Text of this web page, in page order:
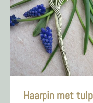
Haarpin met tulp